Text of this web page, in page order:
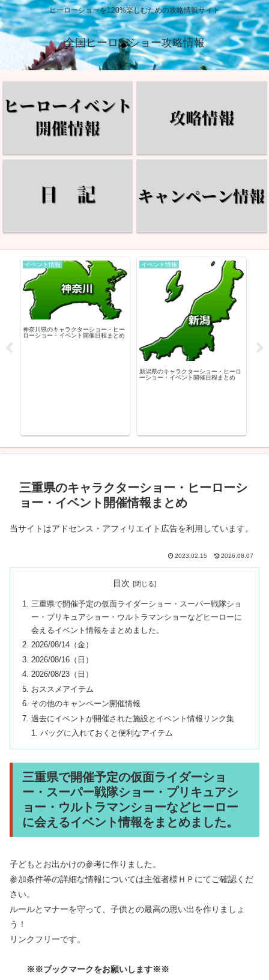
ヒーローショーを120%楽しむための攻略情報サイト
全国ヒーローショー攻略情報
イベント情報
神奈川県のキャラクターショー・ヒー
ローショー・イベント開催日程まとめ
イベント情報
新潟県のキャラクターショー・ヒーロ
ーショー・イベント開催日程まとめ
三重県のキャラクターショー・ヒーローシ
ョー・イベント開催情報まとめ
当サイトはアドセンス・アフィリエイト広告を利用しています。
2023.02.15 2026.08.07
目次
三重県で開催予定の仮面ライダーショー・スーパー戦隊ショ
ー・プリキュアショー・ウルトラマンショーなどヒーローに
会えるイベント情報をまとめました。
2026/08/14（金）
2026/08/16（日）
2026/08/23（日）
おススメアイテム
その他のキャンペーン開催情報
過去にイベントが開催された施設とイベント情報リンク集
バッグに入れておくと便利なアイテム
三重県で開催予定の仮面ライダーショ
ー・スーパー戦隊ショー・プリキュアシ
ョー・ウルトラマンショーなどヒーロー
に会えるイベント情報をまとめました。
子どもとお出かけの参考に作りました。
参加条件等の詳細な情報については主催者様ＨＰにてご確認くだ
さい。
ルールとマナーを守って、子供との最高の思い出を作りましょ
う！
リンクフリーです。
※※ブックマークをお願いします※※